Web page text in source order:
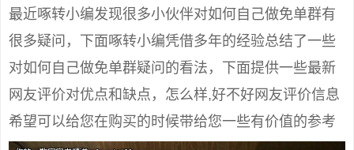
最近啄转小编发现很多小伙伴对如何自己做免单群有
很多疑问，下面啄转小编凭借多年的经验总结了一些
对如何自己做免单群疑问的看法，下面提供一些最新
网友评价对优点和缺点，怎么样,好不好网友评价信息
希望可以给您在购买的时候带给您一些有价值的参考